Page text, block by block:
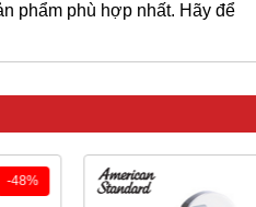
phẩm phù hợp nhất. Hãy để